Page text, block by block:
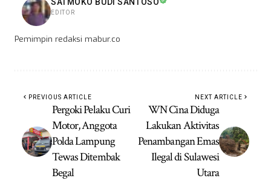
EDITOR
Pemimpin redaksi mabur.co
PREVIOUS ARTICLE
Pergoki Pelaku Curi
Motor, Anggota
Polda Lampung
Tewas Ditembak
Begal
NEXT ARTICLE
WN Cina Diduga
Lakukan Aktivitas
Penambangan Emas
Ilegal di Sulawesi
Utara